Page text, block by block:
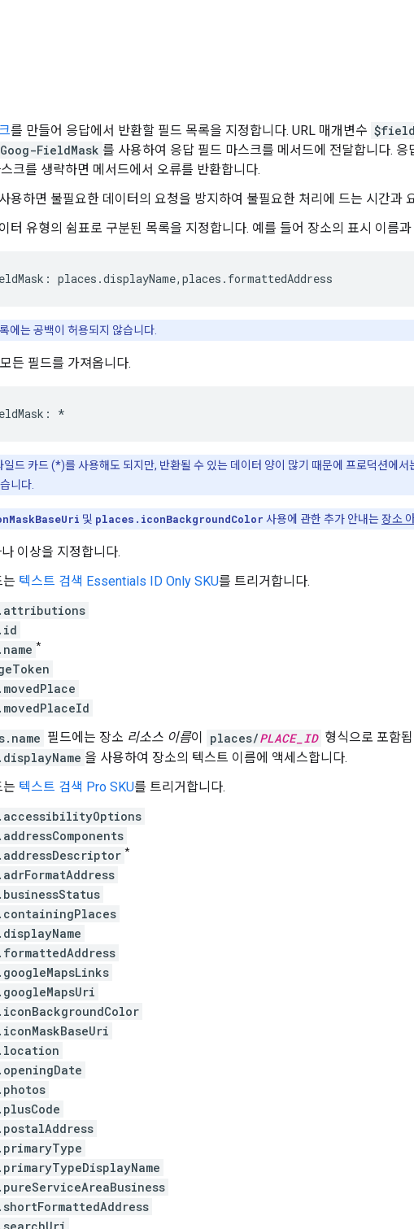
를 만들어 응답에서 반환할 필드 목록을 지정합니다. URL 매개변수
FieldMask 를 사용하여 응답 필드 마스크를 메서드에 전달합니다.
스크를 생략하면 메서드에서 오류를 반환합니다.
사용하면 불필요한 데이터의 요청을 방지하여 불필요한 처리에 드는 시간과
이터 유형의 쉼표로 구분된 목록을 지정합니다. 예를 들어 장소의 표시 이름
: places .displayName, places . formattedAddress
에는 공백이 허용되지 않습니다.
든 필드를 가져옵니다.
: *
일드 카드 (*)를 사용해도 되지만, 반환될 수 있는 데이터 양이 많기 때문에 프로덕션에
니다.
및 places.iconBackgroundColor 사용에 관한 추가 안내는장소
나 이상을 지정합니다.
는 텍스트 검색 Essentials ID Only SKU를 트리거합니다.
*
필드에는 장소 리소스 이름이 places/PLACE_ID 형식으로 포함
을 사용하여 장소의 텍스트 이름에 액세스합니다.
는 텍스트 검색 Pro SKU를 트리거합니다.
*